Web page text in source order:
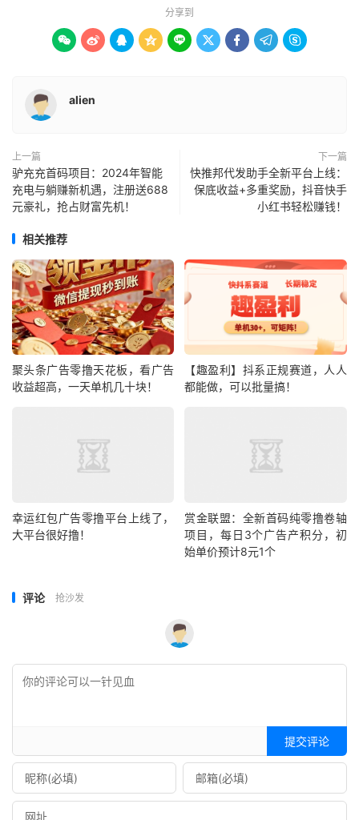
分享到
        
alien
上一篇
驴充充首码项目：2024年智能
充电与躺赚新机遇，注册送688
元豪礼，抢占财富先机！
下一篇
快推邦代发助手全新平台上线：
保底收益+多重奖励，抖音快手
小红书轻松赚钱！
相关推荐
聚头条广告零撸天花板，看广告
收益超高，一天单机几十块！
【趣盈利】抖系正规赛道，人人
都能做，可以批量搞！
幸运红包广告零撸平台上线了，
大平台很好撸！
赏金联盟：全新首码纯零撸卷轴
项目，每日3个广告产积分，初
始单价预计8元1个
评论 抢沙发
提交评论